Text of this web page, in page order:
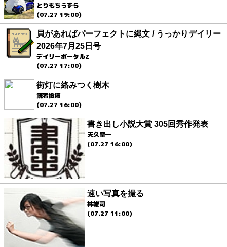
とりもちうずら
(07.27 19:00)
貝があればパーフェクトに縄文 / うっかりデイリー
2026年7月25日号
デイリーポータルZ
(07.27 17:00)
街灯に絡みつく樹木
読者投稿
(07.27 16:00)
書き出し小説大賞 305回秀作発表
天久聖一
(07.27 16:00)
速い写真を撮る
林雄司
(07.27 11:00)